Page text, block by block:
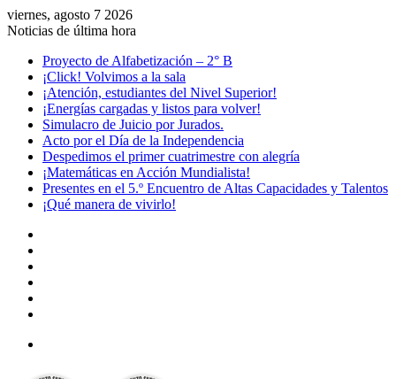
viernes, agosto 7 2026
Noticias de última hora
Proyecto de Alfabetización – 2° B
¡Click! Volvimos a la sala
¡Atención, estudiantes del Nivel Superior!
¡Energías cargadas y listos para volver!
Simulacro de Juicio por Jurados.
Acto por el Día de la Independencia
Despedimos el primer cuatrimestre con alegría
¡Matemáticas en Acción Mundialista!
Presentes en el 5.º Encuentro de Altas Capacidades y Talentos
¡Qué manera de vivirlo!